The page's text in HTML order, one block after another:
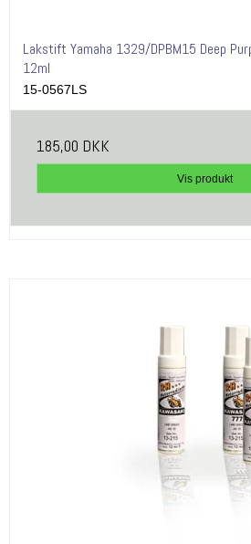
Lakstift Yamaha 1329/DPBM15 Deep
12ml
15-0567LS
185,00 DKK
Vis produkt